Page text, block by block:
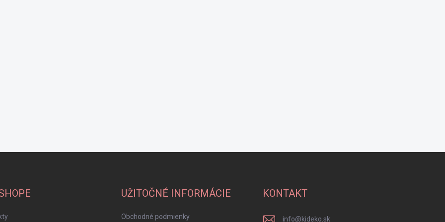
UŽITOČNÉ INFORMÁCIE
Obchodné podmienky
KONTAKT
info@kideko.sk